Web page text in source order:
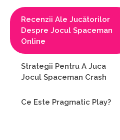
Recenzii Ale Jucătorilor
Despre Jocul Spaceman
Online
Strategii Pentru A Juca
Jocul Spaceman Crash
Ce Este Pragmatic Play?